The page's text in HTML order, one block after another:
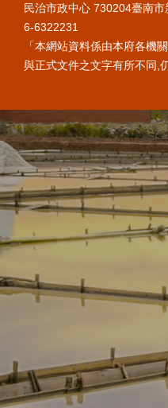
民治市政中心 730204臺南
6-6322231
「本網站資料係由本府各機
與正式文件之文字有所不同,